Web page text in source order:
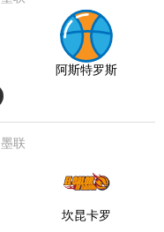
阿斯特罗斯
墨联
坎昆卡罗